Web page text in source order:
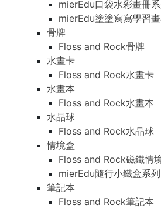
mierEdu口袋水彩畫冊
mierEdu塗塗寫寫學習
骨牌
Floss and Rock骨牌
水畫卡
Floss and Rock水畫卡
水畫本
Floss and Rock水畫本
水晶球
Floss and Rock水晶球
情境盒
Floss and Rock磁鐵情
mierEdu隨行小鐵盒系列
筆記本
Floss and Rock筆記本